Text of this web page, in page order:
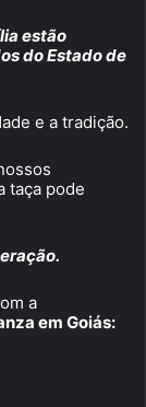
estão
do Estado de
e a tradição.
taça pode
a
em Goiás: